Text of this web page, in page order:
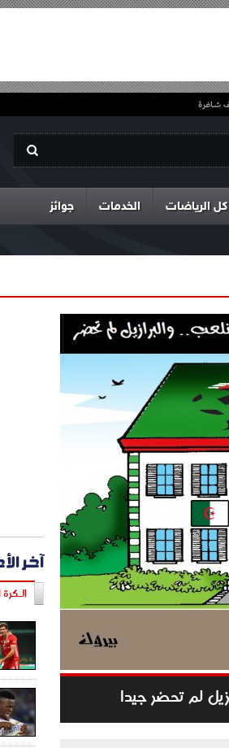
شاغرة
كل الرياضات الخدمات جوائز
لم تحضر جيدا
آخر
الـكرة